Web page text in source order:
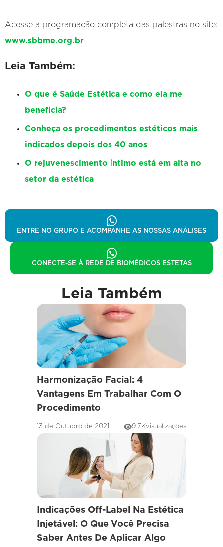
Acesse a programação completa das palestras no site:
www.sbbme.org.br
Leia Também:
O que é Saúde Estética e como ela me
beneficia?
Conheça os procedimentos estéticos mais
indicados depois dos 40 anos
O rejuvenescimento íntimo está em alta no
setor da estética
ENTRE NO GRUPO E ACOMPANHE AS NOSSAS ANÁLISES
CONECTE-SE À REDE DE BIOMÉDICOS ESTETAS
Leia Também
Harmonização Facial: 4
Vantagens Em Trabalhar Com O
Procedimento
13 de Outubro de 2021 9.7Kvisualizações
Indicações Off-Label Na Estética
Injetável: O Que Você Precisa
Saber Antes De Aplicar Algo